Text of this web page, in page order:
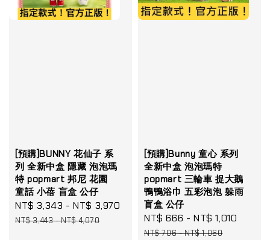
[預購]BUNNY 花仙子 系
列 全新中盒 隱藏 泡泡瑪
特 popmart 邦尼 花園
童話 小蓓 盲盒 公仔
Sale
price
NT$ 3,343 -NT$ 3,970
Regular
price
NT$ 3,443-NT$ 4,070
[預購]Bunny 童心 系列
全新中盒 泡泡瑪特
popmart 三輪車 捉大鵝
鴨鴨浴巾 五彩泡泡 躲雨
盲盒 公仔
Sale
price
NT$ 666 -NT$ 1,010
NT$ 706-NT$ 1,060